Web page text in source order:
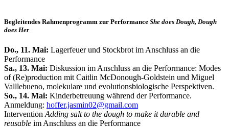
Begleitendes Rahmenprogramm zur Performance She does Dough, Dough
does Her
Do., 11. Mai: Lagerfeuer und Stockbrot im Anschluss an die
Performance
Sa., 13. Mai: Diskussion im Anschluss an die Performance: Modes
of (Re)production mit Caitlin McDonough-Goldstein und Miguel
Valllebueno, molekulare und evolutionsbiologische Perspektiven.
So., 14. Mai: Kinderbetreuung während der Performance.
Anmeldung: hoffer.jasmin02@gmail.com
Intervention Adding salt to the dough to make it durable and
reusable im Anschluss an die Performance